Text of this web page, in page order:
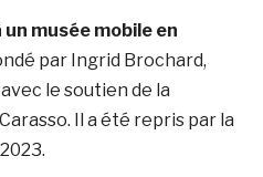
musée mobile en
par Ingrid Brochard,
le soutien de la
Il a été repris par la